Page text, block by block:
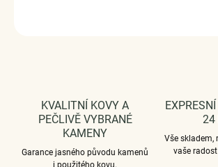
KVALITNÍ KOVY A
PEČLIVĚ VYBRANÉ
KAMENY
Garance jasného původu kamenů
24
Vše skladem,
vaše